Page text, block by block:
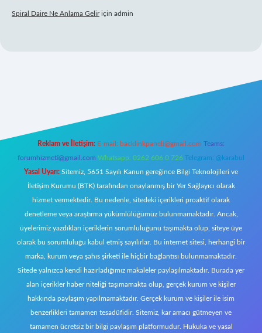
Spiral Daire Ne Anlama Geliriçin admin
Reklam ve İletişim: E-mail: backlinkpaneli@gmail.com Teams:
forumhizmeti@gmail.com Whatsapp: 0262 606 0 726 Telegram: @karabul
Yasal Uyarı: Sitemiz, 5651 Sayılı Kanun gereğince Bilgi Teknolojileri ve
İletişim Kurumu (BTK) tarafından onaylanmış bir Yer Sağlayıcı olarak
hizmet vermektedir. Bu nedenle, sitedeki içerikleri proaktif olarak
denetleme veya araştırma yükümlülüğümüz bulunmamaktadır. Ancak,
üyelerimiz yazdıkları içeriklerin sorumluluğunu taşımakta olup, siteye üye
olarak bu sorumluluğu kabul etmiş sayılırlar. Bu internet sitesi, herhangi bir
marka, kurum veya şahıs şirketi ile hiçbir bağlantısı bulunmamaktadır.
Sitede yalnızca kendi hazırladığımız makaleler paylaşılmaktadır. Burada yer
alan içerikler haber niteliği taşımamakta olup, gerçek kurum ve kişiler
hakkında paylaşım yapılmamaktadır. Gerçek kurum ve kişiler ile isim
benzerlikleri tamamen tesadüfidir. Sitemiz, kar amacı gütmeyen ve
tamamen ücretsiz bir bilgi paylaşım platformudur. Hukuka ve yasal